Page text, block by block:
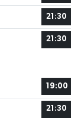
21:30
21:30
19:00
21:30